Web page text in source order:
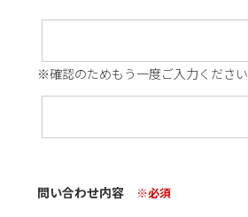
※確認のためもう一度ご入力ください
問い合わせ内容 ※必須